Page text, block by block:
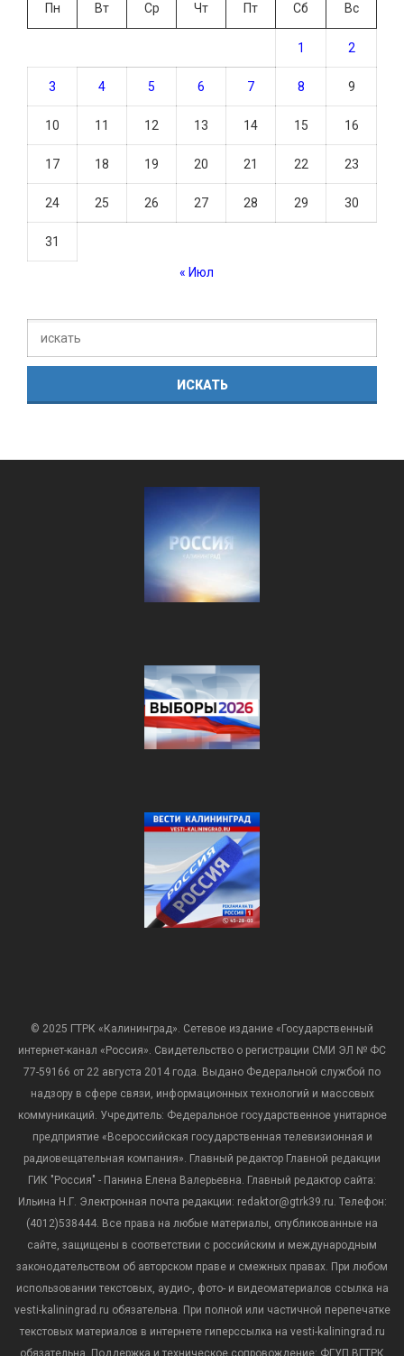
Пн
Вт Ср Чт Пт Сб Вс
1 2
3 4 5 6 7 8 9
10 11 12 13 14 15 16
17 18 19 20 21 22 23
24 25 26 27 28 29 30
31
« Июл
© 2025 ГТРК «Калининград». Сетевое издание «Государственный
интернет-канал «Россия». Свидетельство о регистрации СМИ ЭЛ № ФС
77-59166 от 22 августа 2014 года. Выдано Федеральной службой по
надзору в сфере связи, информационных технологий и массовых
коммуникаций. Учредитель: Федеральное государственное унитарное
предприятие «Всероссийская государственная телевизионная и
радиовещательная компания». Главный редактор Главной редакции
ГИК "Россия" - Панина Елена Валерьевна. Главный редактор сайта:
Ильина Н.Г. Электронная почта редакции: redaktor@gtrk39.ru. Телефон:
(4012)538444. Все права на любые материалы, опубликованные на
сайте, защищены в соответствии с российским и международным
законодательством об авторском праве и смежных правах. При любом
использовании текстовых, аудио-, фото- и видеоматериалов ссылка на
vesti-kaliningrad.ru обязательна. При полной или частичной перепечатке
текстовых материалов в интернете гиперссылка на vesti-kaliningrad.ru
обязательна. Поддержка и техническое сопровождение: ФГУП ВГТРК